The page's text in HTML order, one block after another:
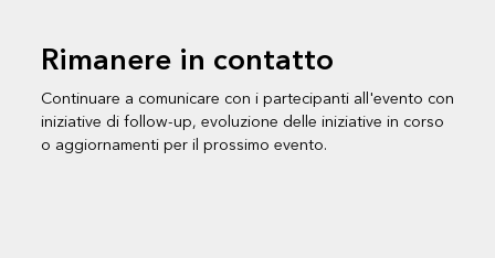
Rimanere in contatto
Continuare a comunicare con i partecipanti all'evento con
iniziative di follow-up, evoluzione delle iniziative in corso
o aggiornamenti per il prossimo evento.